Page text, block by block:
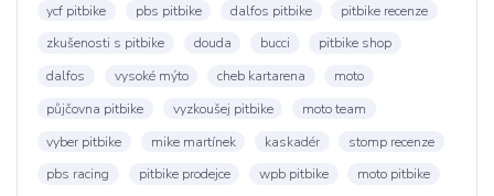
ycf pitbike
pbs pitbike dalfos pitbike
pitbike recenze
zkušenosti s pitbike
douda bucci
pitbike shop
dalfos
vysoké mýto cheb kartarena
moto
půjčovna pitbike
vyzkoušej pitbike
moto team
vyber pitbike
mike martínek kaskadér
stomp recenze
pbs racing
pitbike prodejce wpb pitbike
moto pitbike